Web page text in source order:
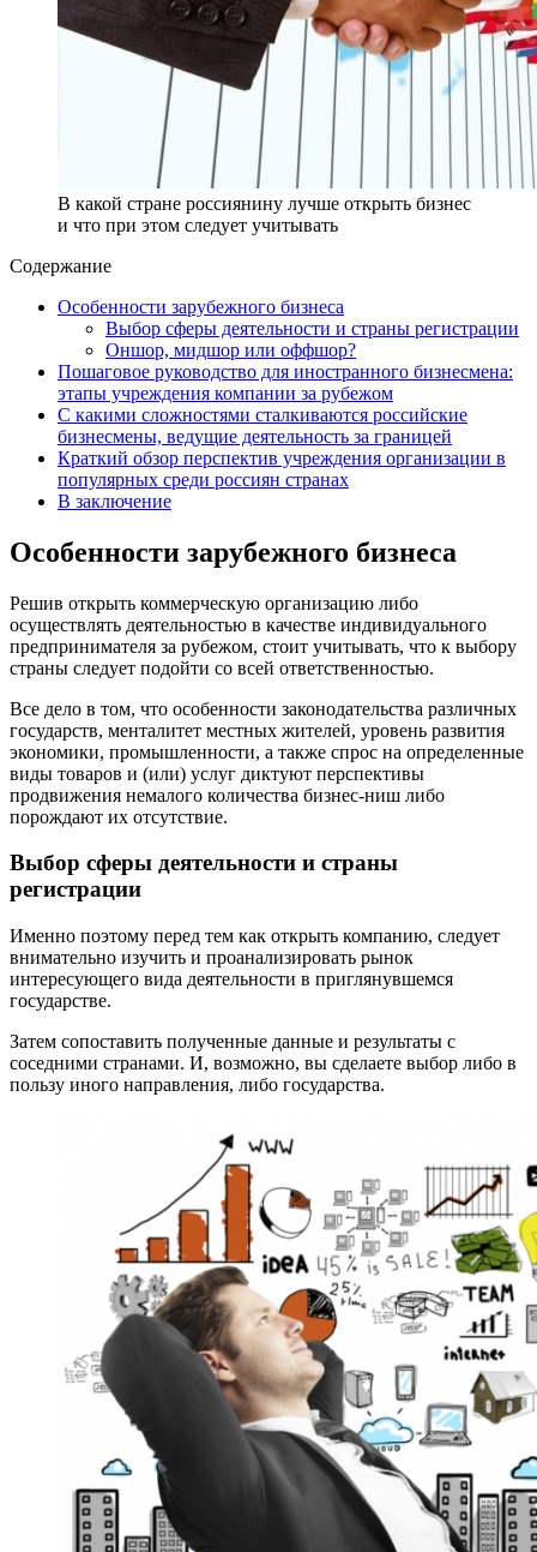
В какой стране россиянину лучше открыть бизнес
и что при этом следует учитывать
Содержание
Особенности зарубежного бизнеса
Выбор сферы деятельности и страны регистрации
Оншор, мидшор или оффшор?
Пошаговое руководство для иностранного бизнесмена:
этапы учреждения компании за рубежом
С какими сложностями сталкиваются российские
бизнесмены, ведущие деятельность за границей
Краткий обзор перспектив учреждения организации в
популярных среди россиян странах
В заключение
Особенности зарубежного бизнеса
Решив открыть коммерческую организацию либо
осуществлять деятельностью в качестве индивидуального
предпринимателя за рубежом, стоит учитывать, что к выбору
страны следует подойти со всей ответственностью.
Все дело в том, что особенности законодательства различных
государств, менталитет местных жителей, уровень развития
экономики, промышленности, а также спрос на определенные
виды товаров и (или) услуг диктуют перспективы
продвижения немалого количества бизнес-ниш либо
порождают их отсутствие.
Выбор сферы деятельности и страны
регистрации
Именно поэтому перед тем как открыть компанию, следует
внимательно изучить и проанализировать рынок
интересующего вида деятельности в приглянувшемся
государстве.
Затем сопоставить полученные данные и результаты с
соседними странами. И, возможно, вы сделаете выбор либо в
пользу иного направления, либо государства.